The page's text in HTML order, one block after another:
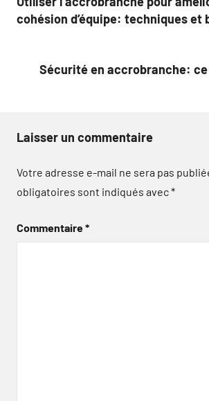
de
cohésion d’équipe: techniques et
Sécurité en accrobranche: ce
Laisser un commentaire
Votre adresse e-mail ne sera pas
obligatoires sont indiqués avec*
Commentaire*